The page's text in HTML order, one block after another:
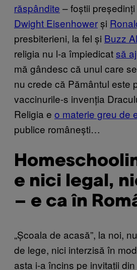
răspândite – foștii
Dwight Eisenhowerși
presbiterieni, la fel și Buzz
religia nu l-a împiedicatsă
mă gândesc că unul care
nu crede că Pământul este
vaccinurile-s invenția
Religia e o materie greu de
publice românești…
e nici legal,
– e ca în
„Școala de acasă”, la noi,
de lege, nici interzisă în
asta i-a încins pe invitații